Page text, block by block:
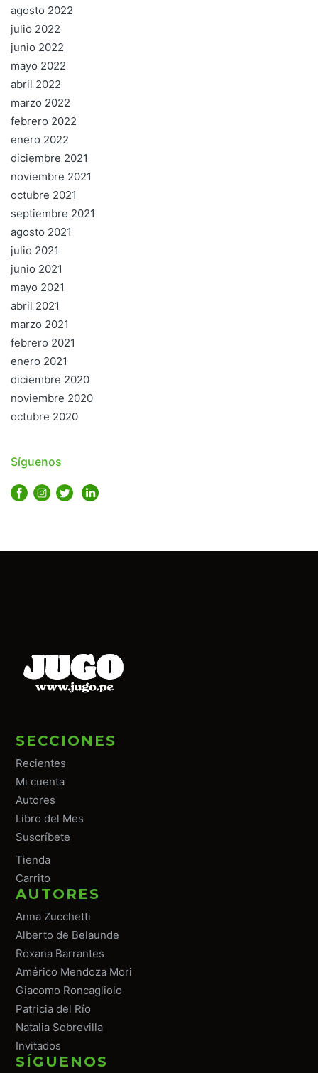
agosto 2022
julio 2022
junio 2022
mayo 2022
abril 2022
marzo 2022
febrero 2022
enero 2022
diciembre 2021
noviembre 2021
octubre 2021
septiembre 2021
agosto 2021
julio 2021
junio 2021
mayo 2021
abril 2021
marzo 2021
febrero 2021
enero 2021
diciembre 2020
noviembre 2020
octubre 2020
Síguenos
SECCIONES
Recientes
Mi cuenta
Autores
Libro del Mes
Suscríbete
Tienda
Carrito
AUTORES
Anna Zucchetti
Alberto de Belaunde
Roxana Barrantes
Américo Mendoza Mori
Giacomo Roncagliolo
Patricia del Río
Natalia Sobrevilla
Invitados
SÍGUENOS